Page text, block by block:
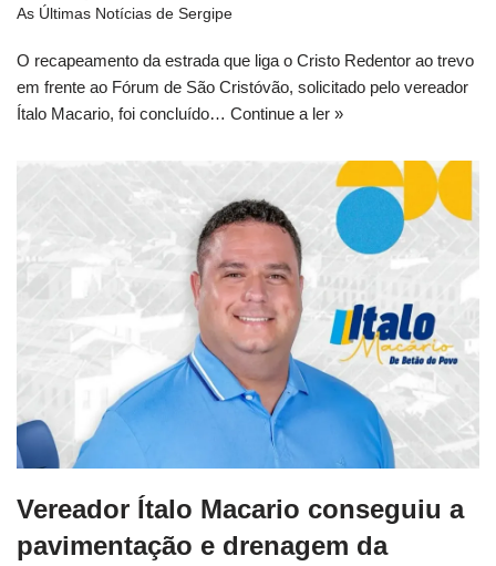
As Últimas Notícias de Sergipe
O recapeamento da estrada que liga o Cristo Redentor ao trevo
em frente ao Fórum de São Cristóvão, solicitado pelo vereador
Ítalo Macario, foi concluído… Continue a ler »
Vereador Ítalo Macario conseguiu a
pavimentação e drenagem da